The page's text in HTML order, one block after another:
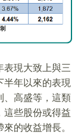
表現大致上與三
半年以來的表現
、高盛等，這類
這些股份或得益
的收益增長。